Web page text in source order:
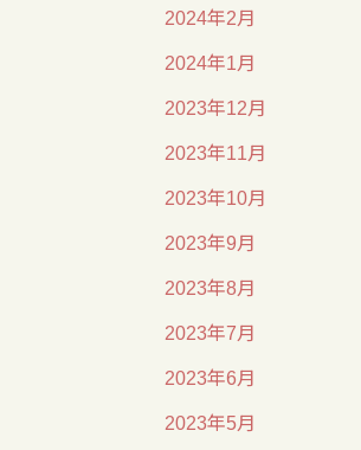
2024年2月
2024年1月
2023年12月
2023年11月
2023年10月
2023年9月
2023年8月
2023年7月
2023年6月
2023年5月